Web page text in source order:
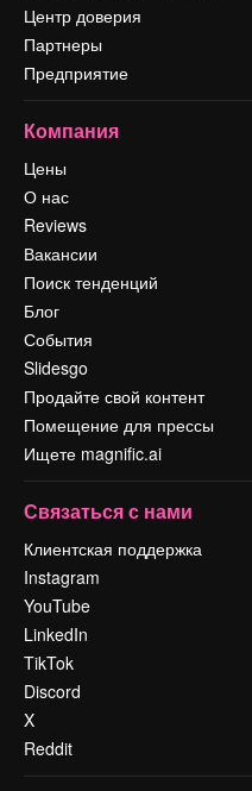
Центр доверия
Партнеры
Предприятие
Компания
Цены
О нас
Reviews
Вакансии
Поиск тенденций
Блог
События
Slidesgo
Продайте свой контент
Помещение для прессы
Ищете magnific.ai
Связаться с нами
Клиентская поддержка
Instagram
YouTube
LinkedIn
TikTok
Discord
X
Reddit